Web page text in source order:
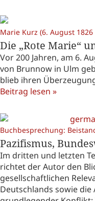
Marie Kurz (6. August 1826
Die „Rote Marie“
Vor 200 Jahren, am 6.
von Brunnow in Ulm
blieb ihren
Beitrag lesen »
Buchbesprechung:
Pazifismus,
Im dritten und letzten
richtet der Autor den
gesellschaftlichen
Deutschlands sowie